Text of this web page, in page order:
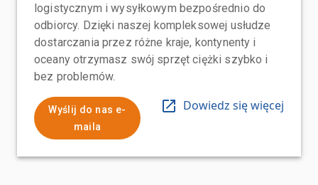
logistycznym i wysyłkowym bezpośrednio do
odbiorcy. Dzięki naszej kompleksowej usłudze
dostarczania przez różne kraje, kontynenty i
oceany otrzymasz swój sprzęt ciężki szybko i
bez problemów.
Wyślij do nas e-
maila
Dowiedz się więcej